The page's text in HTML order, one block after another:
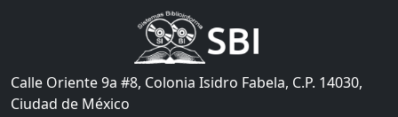
Calle Oriente 9a #8, Colonia Isidro Fabela, C.P. 14030,
Ciudad de México